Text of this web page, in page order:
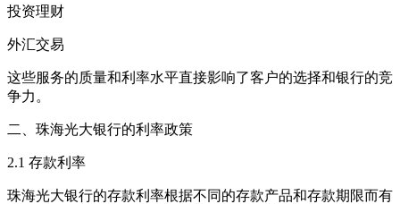
投资理财
外汇交易
这些服务的质量和利率水平直接影响了客户的选择和银行的竞
争力。
二、珠海光大银行的利率政策
2.1 存款利率
珠海光大银行的存款利率根据不同的存款产品和存款期限而有